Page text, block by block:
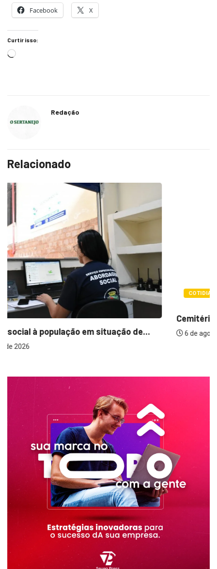
Facebook X
Curtir isso:
Redação
Relacionado
COTIDIANO
Cemitérios terão horário especial e missas no...
6 de agosto de 2026